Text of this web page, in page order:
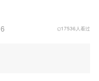
17536人看过